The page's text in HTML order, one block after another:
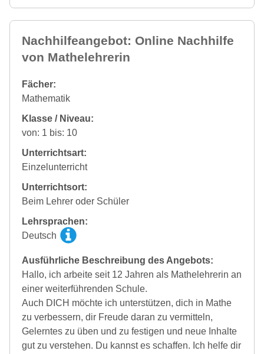
Nachhilfeangebot: Online Nachhilfe
von Mathelehrerin
Fächer:
Mathematik
Klasse / Niveau:
von: 1 bis: 10
Unterrichtsart:
Einzelunterricht
Unterrichtsort:
Beim Lehrer oder Schüler
Lehrsprachen:
Deutsch
Ausführliche Beschreibung des Angebots:
Hallo, ich arbeite seit 12 Jahren als Mathelehrerin an
einer weiterführenden Schule.
Auch DICH möchte ich unterstützen, dich in Mathe
zu verbessern, dir Freude daran zu vermitteln,
Gelerntes zu üben und zu festigen und neue Inhalte
gut zu verstehen. Du kannst es schaffen. Ich helfe dir